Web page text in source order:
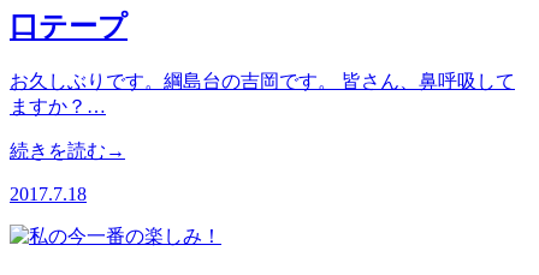
口テープ
お久しぶりです。綱島台の吉岡です。 皆さん、鼻呼吸して
ますか？…
続きを読む→
2017.7.18